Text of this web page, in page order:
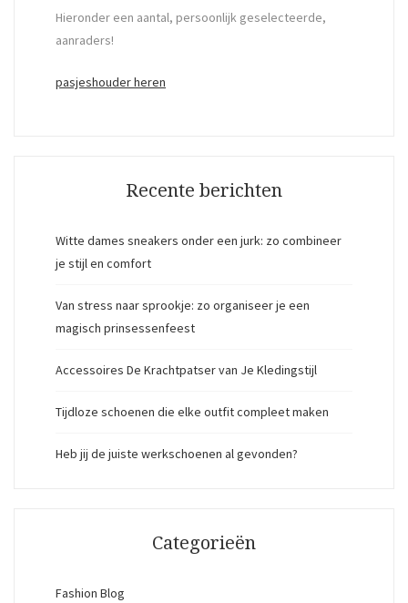
Hieronder een aantal, persoonlijk geselecteerde,
aanraders!
pasjeshouder heren
Recente berichten
Witte dames sneakers onder een jurk: zo combineer
je stijl en comfort
Van stress naar sprookje: zo organiseer je een
magisch prinsessenfeest
Accessoires De Krachtpatser van Je Kledingstijl
Tijdloze schoenen die elke outfit compleet maken
Heb jij de juiste werkschoenen al gevonden?
Categorieën
Fashion Blog